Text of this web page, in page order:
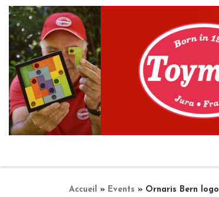
Passer au contenu
Accueil » Events » Ornaris Bern logo